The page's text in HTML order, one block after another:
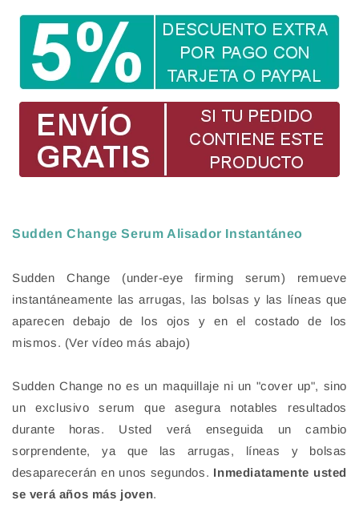
Sudden Change Serum Alisador Instantáneo
Sudden Change (under-eye firming serum) remueve
instantáneamente las arrugas, las bolsas y las líneas que
aparecen debajo de los ojos y en el costado de los
mismos. (Ver vídeo más abajo)
Sudden Change no es un maquillaje ni un "cover up", sino
un exclusivo serum que asegura notables resultados
durante horas. Usted verá enseguida un cambio
sorprendente, ya que las arrugas, líneas y bolsas
desaparecerán en unos segundos. Inmediatamente usted
se verá años más joven.